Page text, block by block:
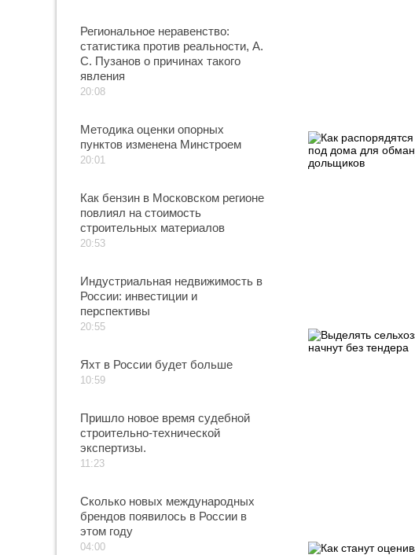
Региональное неравенство:
статистика против реальности, А.
С. Пузанов о причинах такого
явления
20:08
Методика оценки опорных
пунктов изменена Минстроем
20:01
Как бензин в Московском регионе
повлиял на стоимость
строительных материалов
20:53
Индустриальная недвижимость в
России: инвестиции и
перспективы
20:55
Яхт в России будет больше
10:59
Пришло новое время судебной
строительно-технической
экспертизы.
11:23
Сколько новых международных
брендов появилось в России в
этом году
04:00